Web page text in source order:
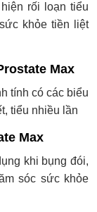
rối loạn tiểu
khỏe tiền liệt
Max
tính có các biểu
tiểu nhiều lần
Max
khi bụng đói,
sóc sức khỏe